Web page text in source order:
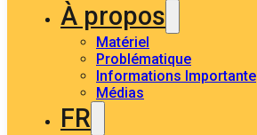
À propos
Matériel
Problématique
Informations Importante
Médias
FR